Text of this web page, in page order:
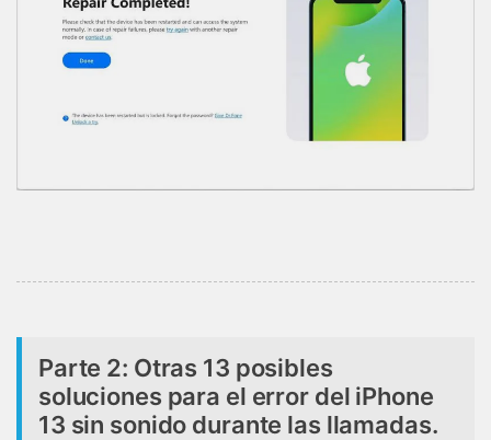
Parte 2: Otras 13 posibles
soluciones para el error del iPhone
13 sin sonido durante las llamadas.